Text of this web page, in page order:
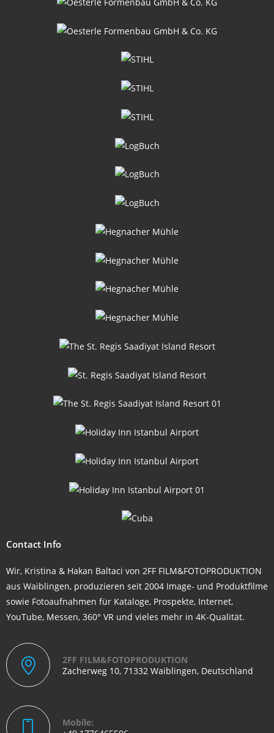
Contact Info
Wir, Kristina & Hakan Baltaci von 2FF FILM&FOTOPRODUKTION
aus Waiblingen, produzieren seit 2004 Image- und Produktfilme
sowie Fotoaufnahmen für Kataloge, Prospekte, Internet,
YouTube, Messen, 360° VR und vieles mehr in 4K-Qualität.
2FF FILM&FOTOPRODUKTION
Zacherweg 10, 71332 Waiblingen, Deutschland
Mobile: